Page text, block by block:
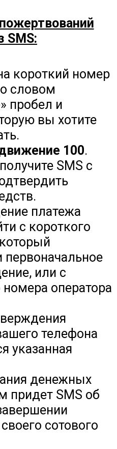
SMS:
короткий номер
словом
» пробел и
вы хотите
100.
SMS с
платежа
с короткого
первоначальное
или с
номера оператора
телефона
указанная
денежных
придет SMS об
сотового